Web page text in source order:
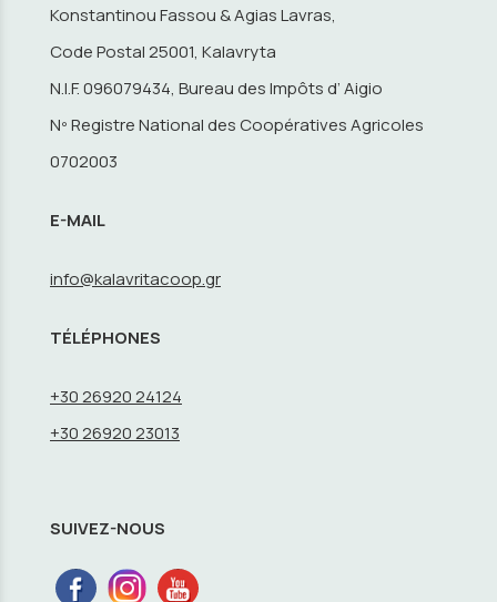
Konstantinou Fassou & Agias Lavras,
Code Postal 25001, Kalavryta
N.I.F. 096079434, Bureau des Impôts d’ Aigio
Nº Registre National des Coopératives Agricoles
0702003
E-MAIL
info@kalavritacoop.gr
TÉLÉPHONES
+30 26920 24124
+30 26920 23013
SUIVEZ-NOUS